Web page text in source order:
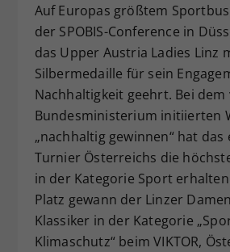
Auf Europas größtem
der SPOBIS-Conference in
das Upper Austria Ladies Linz
Silbermedaille für sein
Nachhaltigkeit geehrt. Bei dem
Bundesministerium initiierten
„nachhaltig gewinnen“ hat das
Turnier Österreichs die
in der Kategorie Sport
Platz gewann der Linzer
Klassiker in der Kategorie
Klimaschutz“ beim VIKTOR,